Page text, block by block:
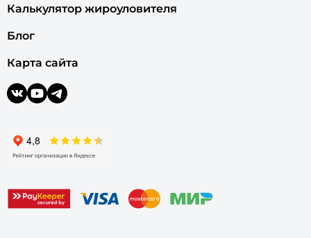
Калькулятор жироуловителя
Блог
Карта сайта